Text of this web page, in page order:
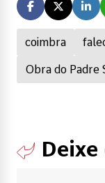
coimbra
Obra do Padre